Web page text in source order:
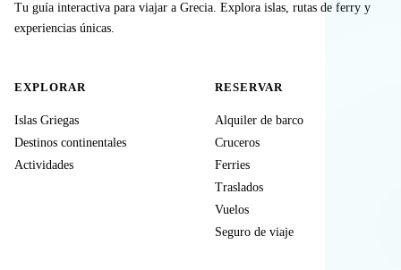
Tu guía interactiva para viajar a Grecia. Explora islas, rutas de ferry y
experiencias únicas.
EXPLORAR
Islas Griegas
Destinos continentales
Actividades
RESERVAR
Alquiler de barco
Cruceros
Ferries
Traslados
Vuelos
Seguro de viaje